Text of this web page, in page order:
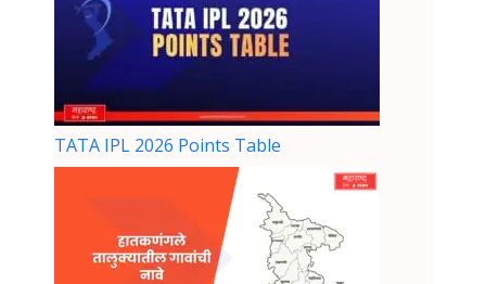
TATA IPL 2026 Points Table